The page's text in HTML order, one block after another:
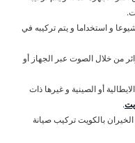
و استخداما و يتم تركيبه في
من خلال الصوت عبر الجهاز أو
أو الصينية و غيرها ذات
.
الخيران بالكويت تركيب صيانة